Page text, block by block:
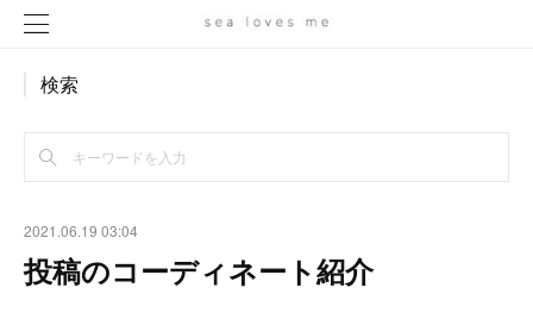
検索
2021.06.19 03:04
投稿のコーディネート紹介